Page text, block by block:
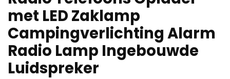
met LED Zaklamp
Campingverlichting Alarm
Radio Lamp Ingebouwde
Luidspreker